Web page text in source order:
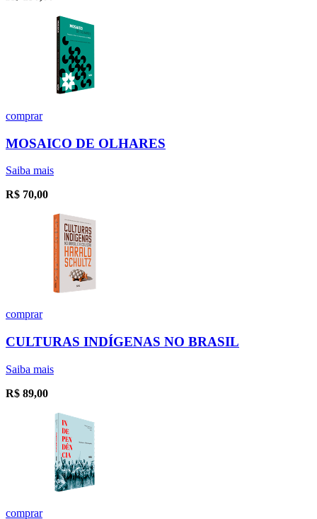
comprar
MOSAICO DE OLHARES
Saiba mais
R$ 70,00
comprar
CULTURAS INDÍGENAS NO BRASIL
Saiba mais
R$ 89,00
comprar